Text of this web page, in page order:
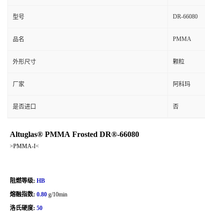
型号 DR-66080
品名 PMMA
外形尺寸 颗粒
厂家 阿科玛
是否进口 否
Altuglas® PMMA Frosted DR®-66080
>PMMA-I<
阻燃等级: HB
熔融指数: 0.80 g/10min
洛氏硬度: 50